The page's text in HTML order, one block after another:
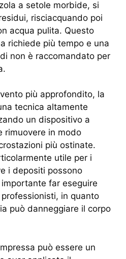
a setole morbide, si
risciacquando poi
acqua pulita. Questo
richiede più tempo e una
non è raccomandato per
più approfondito, la
tecnica altamente
un dispositivo a
rimuovere in modo
più ostinate.
utile per i
i depositi possono
far eseguire
in quanto
può danneggiare il corpo
può essere un